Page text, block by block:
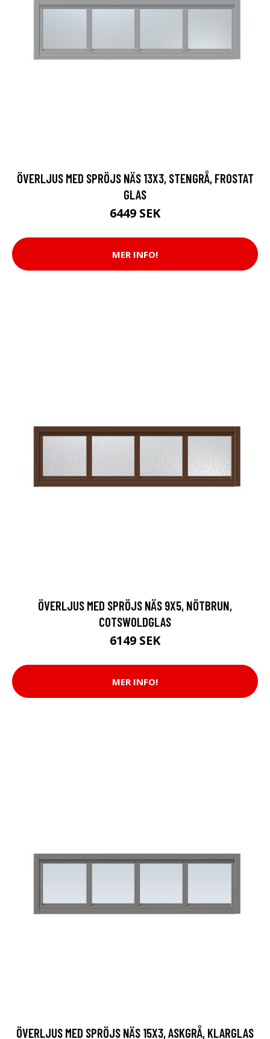
ÖVERLJUS MED SPRÖJS NÄS 13X3, STENGRÅ, FROSTAT
GLAS
6449 SEK
MER INFO!
ÖVERLJUS MED SPRÖJS NÄS 9X5, NÖTBRUN,
COTSWOLDGLAS
6149 SEK
MER INFO!
ÖVERLJUS MED SPRÖJS NÄS 15X3, ASKGRÅ, KLARGLAS